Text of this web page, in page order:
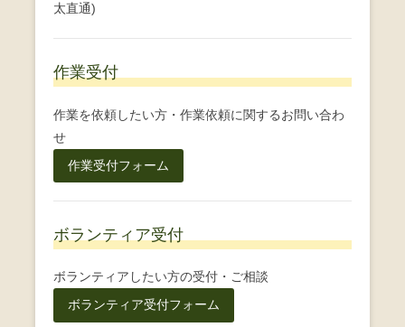
太直通)
作業受付
作業を依頼したい方・作業依頼に関するお問い合わ
せ
作業受付フォーム
ボランティア受付
ボランティアしたい方の受付・ご相談
ボランティア受付フォーム